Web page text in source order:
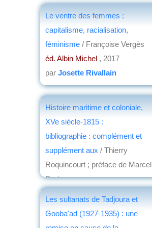
Le ventre des femmes :
capitalisme, racialisation,
féminisme / Françoise Vergès
éd. Albin Michel , 2017
par Josette Rivallain
Histoire maritime et coloniale,
XVe siècle-1815 :
bibliographie : complément et
supplément aux / Thierry
Roquincourt ; préface de Marcel
Dorigny,...
Les sultanats de Tadjoura et
Gooba'ad (1927-1935) : une